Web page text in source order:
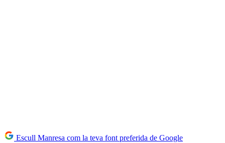
Escull Manresa com la teva font preferida de Google